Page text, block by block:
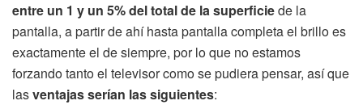
entre un 1 y un 5% del total de la superficiede la
pantalla, a partir de ahí hasta pantalla completa el brillo es
exactamente el de siempre, por lo que no estamos
forzando tanto el televisor como se pudiera pensar, así que
lasventajas serían las siguientes: